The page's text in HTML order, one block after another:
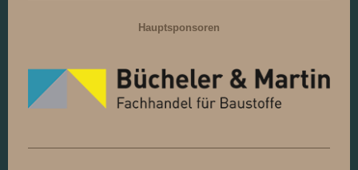
Hauptsponsoren